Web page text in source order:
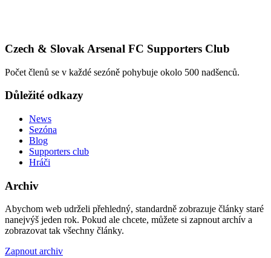
Czech & Slovak Arsenal FC Supporters Club
Počet členů se v každé sezóně pohybuje okolo 500 nadšenců.
Důležité odkazy
News
Sezóna
Blog
Supporters club
Hráči
Archiv
Abychom web udrželi přehledný, standardně zobrazuje články staré
nanejvýš jeden rok. Pokud ale chcete, můžete si zapnout archív a
zobrazovat tak všechny články.
Zapnout archiv